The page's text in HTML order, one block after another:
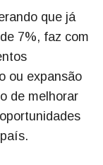
que já
7%, faz com
ou expansão
de melhorar